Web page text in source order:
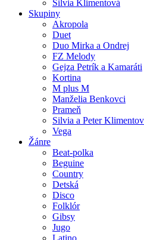
Silvia Klimentová
Skupiny
Akropola
Duet
Duo Mirka a Ondrej
FZ Melody
Gejza Petrík a Kamaráti
Kortina
M plus M
Manželia Benkovci
Prameň
Silvia a Peter
Vega
Žánre
Beat-polka
Beguine
Country
Detská
Disco
Folklór
Gibsy
Jugo
Latino